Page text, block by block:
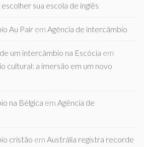
sua escola de inglês
Au Pair em Agência de intercâmbio
um intercâmbio na Escócia em
cultural: a imersão em um novo
na Bélgica em Agência de
cristão em Austrália registra recorde